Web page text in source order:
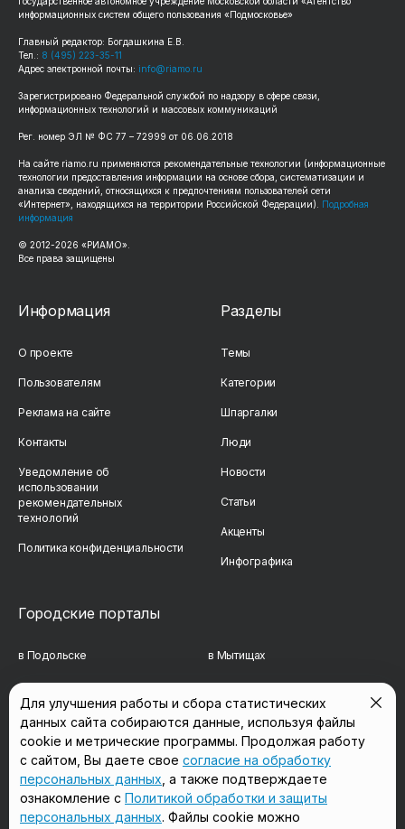
информационных систем общего пользования «Подмосковье»
Главный редактор: Богдашкина Е.В.
Тел.: 8 (495) 223-35-11
Адрес электронной почты: info@riamo.ru
Зарегистрировано Федеральной службой по надзору в сфере связи,
информационных технологий и массовых коммуникаций
Рег. номер ЭЛ № ФС 77 – 72999 от 06.06.2018
На сайте riamo.ru применяются рекомендательные технологии (информационные
технологии предоставления информации на основе сбора, систематизации и
анализа сведений, относящихся к предпочтениям пользователей сети
«Интернет», находящихся на территории Российской Федерации). Подробная
информация
© 2012-2026 «РИАМО».
Все права защищены
Информация
О проекте
Пользователям
Реклама на сайте
Контакты
Уведомление об
использовании
рекомендательных
технологий
Политика конфиденциальности
Разделы
Темы
Категории
Шпаргалки
Люди
Новости
Статьи
Акценты
Инфографика
Городские порталы
в Подольске в Мытищах
в Сергиевом Посаде в Люберцах
в Красногорске в Королёве
в Домодедово в Щёлково
Для улучшения работы и сбора статистических
данных сайта собираются данные, используя файлы
cookie и метрические программы. Продолжая работу
с сайтом, Вы даете свое согласие на обработку
персональных данных , а также подтверждаете
ознакомление с Политикой обработки и защиты
персональных данных. Файлы cookie можно